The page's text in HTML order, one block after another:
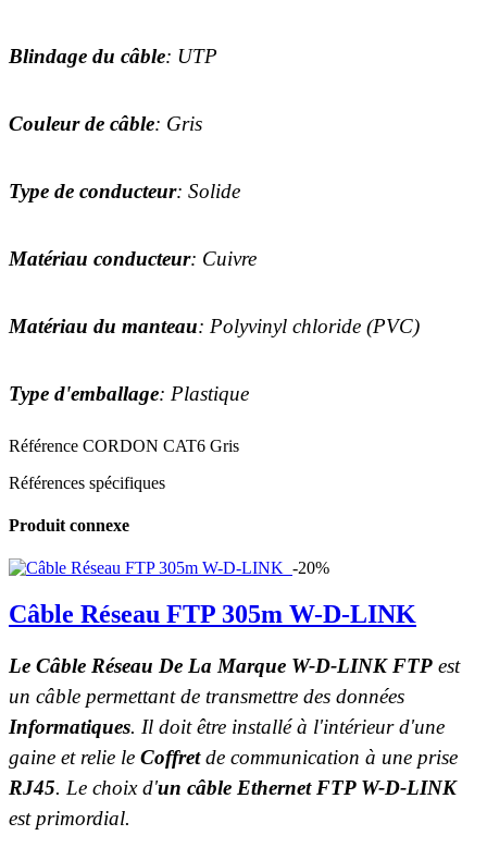
Blindage du câble: UTP
Couleur de câble: Gris
Type de conducteur: Solide
Matériau conducteur: Cuivre
Matériau du manteau: Polyvinyl chloride (PVC)
Type d'emballage: Plastique
Référence CORDON CAT6 Gris
Références spécifiques
Produit connexe
-20%
Câble Réseau FTP 305m W-D-LINK
Le Câble Réseau De La Marque W-D-LINK FTP est
un câble permettant de transmettre des données
Informatiques. Il doit être installé à l'intérieur d'une
gaine et relie le Coffretde communication à une prise
RJ45. Le choix d'un câble Ethernet FTP W-D-LINK
est primordial.